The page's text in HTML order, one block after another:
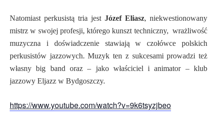
Natomiast perkusistą tria jest Józef Eliasz, niekwestionowany
mistrz w swojej profesji, którego kunszt techniczny, wrażliwość
muzyczna i doświadczenie stawiają w czołówce polskich
perkusistów jazzowych. Muzyk ten z sukcesami prowadzi też
własny big band oraz – jako właściciel i animator – klub
jazzowy Eljazz w Bydgoszczy.
https://www.youtube.com/watch?v=9k6tsyzjbeo